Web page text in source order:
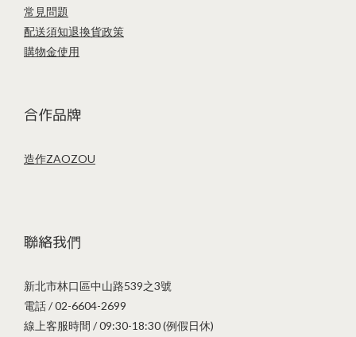
常見問題
配送須知退換貨政策
購物金使用
合作品牌
造作ZAOZOU
聯絡我們
新北市林口區中山路539之3號
電話 / 02-6604-2699
線上客服時間 / 09:30-18:30 (例假日休)